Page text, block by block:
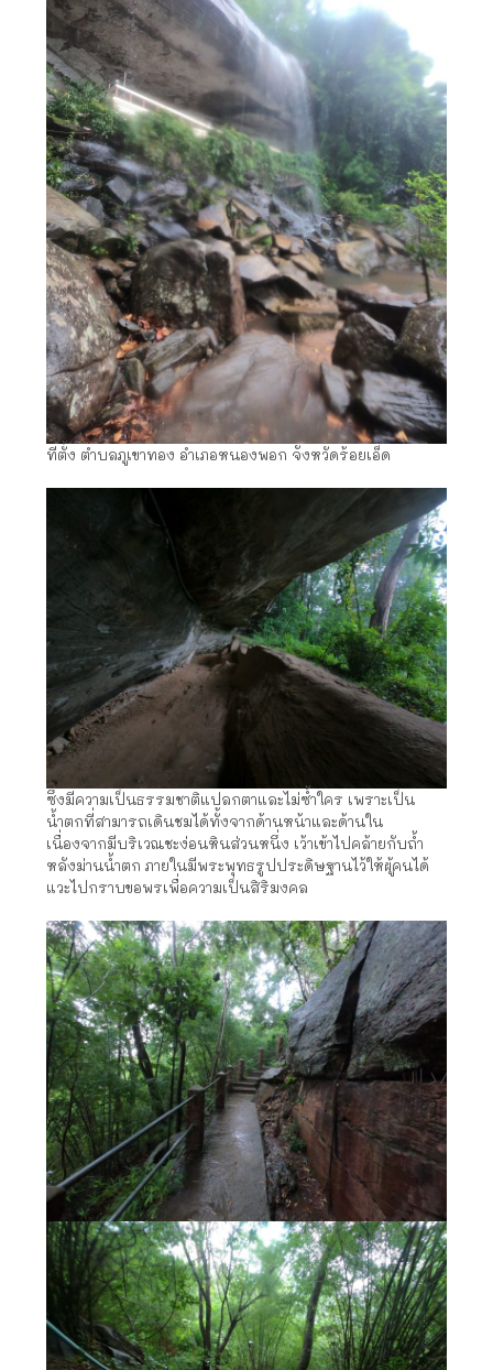
ที่ตั้ง ตำบลภูเขาทอง อำเภอหนองพอก จังหวัดร้อยเอ็ด
ซึ่งมีความเป็นธรรมชาติแปลกตาและไม่ซ้ำใคร เพราะเป็น
น้ำตกที่สามารถเดินชมได้ทั้งจากด้านหน้าและด้านใน
เนื่องจากมีบริเวณชะง่อนหินส่วนหนึ่ง เว้าเข้าไปคล้ายกับถ้ำ
หลังม่านน้ำตก ภายในมีพระพุทธรูปประดิษฐานไว้ให้ผู้คนได้
แวะไปกราบขอพรเพื่อความเป็นสิริมงคล